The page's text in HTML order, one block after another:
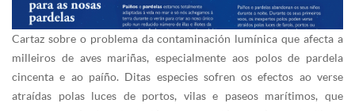
Cartaz sobre o problema da contaminación lumínica que afecta a
milleiros de aves mariñas, especialmente aos polos de pardela
cincenta e ao paíño. Ditas especies sofren os efectos ao verse
atraídas polas luces de portos, vilas e paseos marítimos, que